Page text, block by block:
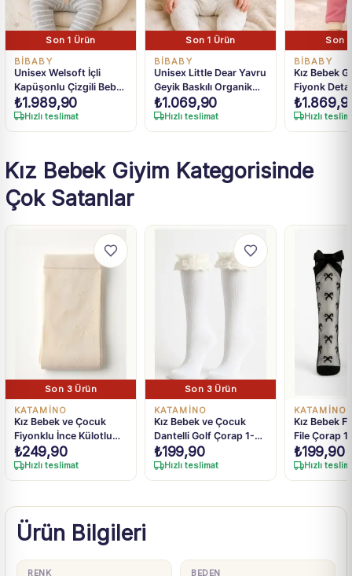
Son 1 Ürün
BIBABY
Unisex Welsoft İçli
Kapüşonlu Çizgili Bebek
Tulum
₺1.989,90
Hızlı teslimat
Son 1 Ürün
BIBABY
Unisex Little Dear Yavru
Geyik Baskılı Organik
Pamuklu Ayaklı Tulum
3-9 Ay
₺1.069,90
Hızlı teslimat
Son
BIBABY
Kız Bebek
Fiyonk
Kapüşonlu
Pamuklu
₺
Hızlı
Kız Bebek Giyim Kategorisinde
Çok Satanlar
Son 3 Ürün
KATAMİNO
Kız Bebek ve Çocuk
Fiyonklu İnce Külotlu
Çorap 1-12 Yaş
₺249,90
Hızlı teslimat
Son 3 Ürün
KATAMİNO
Kız Bebek ve Çocuk
Dantelli Golf Çorap 1-8
Yaş
₺199,90
Hızlı teslimat
KATAMİNO
Kız Bebek
File Çorap
₺199,90
Hızlı
Ürün Bilgileri
RENK BEDEN